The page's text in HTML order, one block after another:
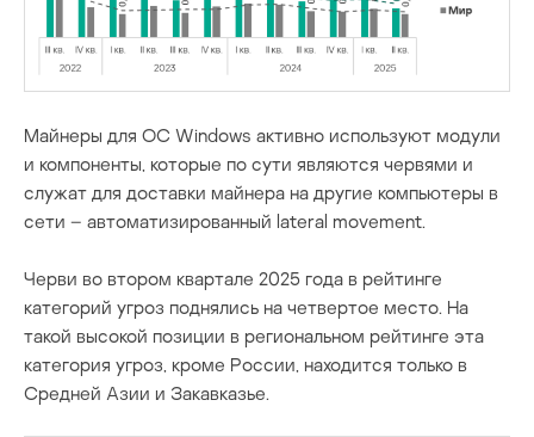
Майнеры для ОС Windows активно используют модули
и компоненты, которые по сути являются червями и
служат для доставки майнера на другие компьютеры в
сети – автоматизированный lateral movement.
Черви во втором квартале 2025 года в рейтинге
категорий угроз поднялись на четвертое место. На
такой высокой позиции в региональном рейтинге эта
категория угроз, кроме России, находится только в
Средней Азии и Закавказье.